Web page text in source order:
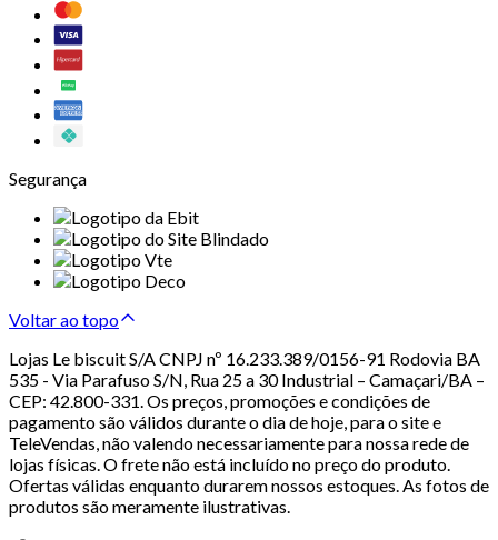
Segurança
Voltar ao topo
Lojas Le biscuit S/A CNPJ nº 16.233.389/0156-91 Rodovia BA
535 - Via Parafuso S/N, Rua 25 a 30 Industrial – Camaçari/BA –
CEP: 42.800-331. Os preços, promoções e condições de
pagamento são válidos durante o dia de hoje, para o site e
TeleVendas, não valendo necessariamente para nossa rede de
lojas físicas. O frete não está incluído no preço do produto.
Ofertas válidas enquanto durarem nossos estoques. As fotos de
produtos são meramente ilustrativas.